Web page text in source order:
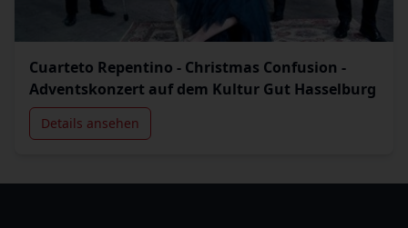
Cuarteto Repentino - Christmas Confusion -
Adventskonzert auf dem Kultur Gut Hasselburg
Details ansehen